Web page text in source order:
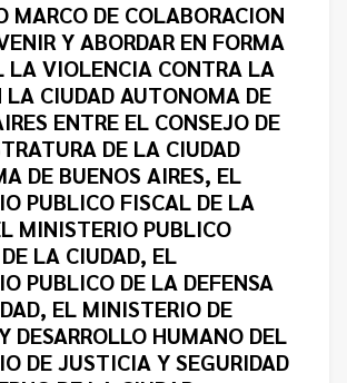
MARCO DE COLABORACION
Y ABORDAR EN FORMA
LA VIOLENCIA CONTRA LA
LA CIUDAD AUTONOMA DE
ENTRE EL CONSEJO DE
DE LA CIUDAD
DE BUENOS AIRES, EL
PUBLICO FISCAL DE LA
MINISTERIO PUBLICO
LA CIUDAD, EL
PUBLICO DE LA DEFENSA
EL MINISTERIO DE
DESARROLLO HUMANO DEL
DE JUSTICIA Y SEGURIDAD